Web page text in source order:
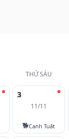
THỨ SÁU
3
11/11
🐕Canh Tuất